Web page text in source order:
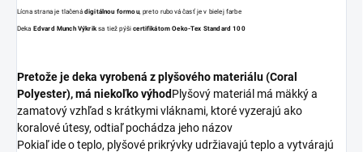
Lícna strana je tlačenádigitálnou formou, preto rubová časť je v bielej farbe
Deka Edvard Munch Výkriksa tiež pýši certifikátom Oeko-Tex Standard 100
Pretože je deka vyrobená z plyšového materiálu (Coral
Polyester), má niekoľko výhodPlyšový materiál má mäkký a
zamatový vzhľad s krátkymi vláknami, ktoré vyzerajú ako
koralové útesy, odtiaľ pochádza jeho názov
Pokiaľ ide o teplo, plyšové prikrývky udržiavajú teplo a vytvárajú